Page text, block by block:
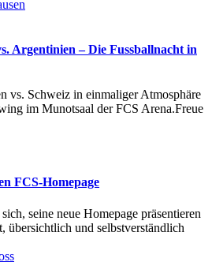
Argentinien – Die Fussballnacht in
vs. Schweiz in einmaliger Atmosphäre
im Munotsaal der FCS Arena.Freue
FCS-Homepage
seine neue Homepage präsentieren
übersichtlich und selbstverständlich